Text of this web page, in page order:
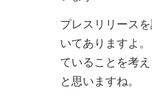
プレスリリース
いてありますよ
ていることを考
と思いますね。